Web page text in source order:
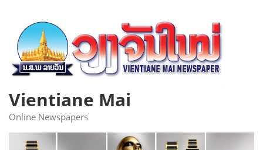
content
Vientiane Mai
Online Newspapers